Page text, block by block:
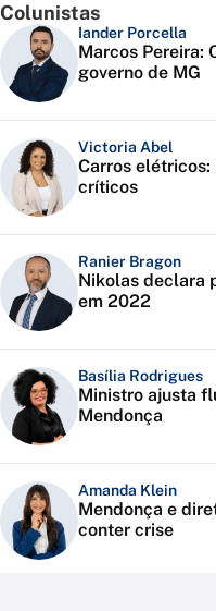
Colunistas
Iander Porcella
Marcos Pereira:
governo de MG
Victoria Abel
Carros
críticos
Ranier Bragon
Nikolas declara
em 2022
Basília Rodrigues
Ministro ajusta
Mendonça
Amanda Klein
Mendonça e
conter crise